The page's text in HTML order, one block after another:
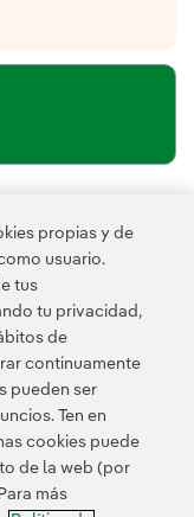
ventana nueva.
y se aplican la
de
Información legal
propias y de
usuario.
tus
tu privacidad,
de
continuamente
pueden ser
Ten en
cookies puede
de la web (por
más